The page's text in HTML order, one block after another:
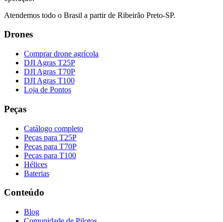
Atendemos todo o Brasil a partir de Ribeirão Preto-SP.
Drones
Comprar drone agrícola
DJI Agras T25P
DJI Agras T70P
DJI Agras T100
Loja de Pontos
Peças
Catálogo completo
Peças para T25P
Peças para T70P
Peças para T100
Hélices
Baterias
Conteúdo
Blog